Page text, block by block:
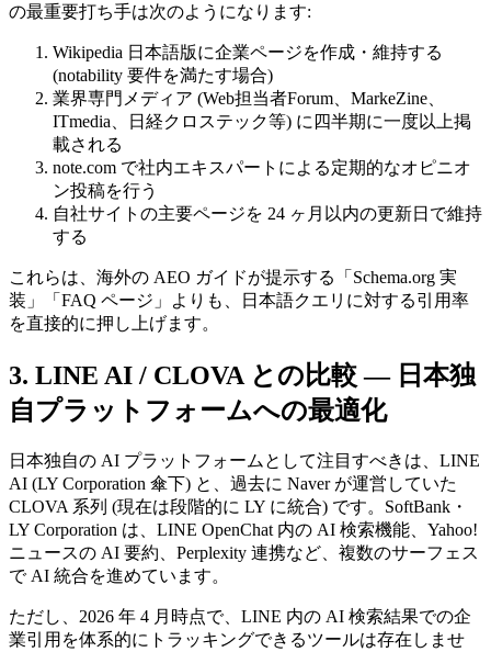
の最重要打ち手は次のようになります:
Wikipedia 日本語版に企業ページを作成・維持する
(notability 要件を満たす場合)
業界専門メディア (Web担当者Forum、MarkeZine、
ITmedia、日経クロステック等) に四半期に一度以上掲
載される
note.com で社内エキスパートによる定期的なオピニオ
ン投稿を行う
自社サイトの主要ページを 24 ヶ月以内の更新日で維持
する
これらは、海外の AEO ガイドが提示する「Schema.org 実
装」「FAQ ページ」よりも、日本語クエリに対する引用率
を直接的に押し上げます。
3. LINE AI / CLOVA との比較 — 日本独
自プラットフォームへの最適化
日本独自の AI プラットフォームとして注目すべきは、LINE
AI (LY Corporation 傘下) と、過去に Naver が運営していた
CLOVA 系列 (現在は段階的に LY に統合) です。SoftBank・
LY Corporation は、LINE OpenChat 内の AI 検索機能、Yahoo!
ニュースの AI 要約、Perplexity 連携など、複数のサーフェス
で AI 統合を進めています。
ただし、2026 年 4 月時点で、LINE 内の AI 検索結果での企
業引用を体系的にトラッキングできるツールは存在しませ